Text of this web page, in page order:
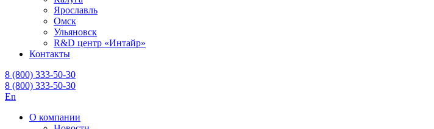
Ярославль
Омск
Ульяновск
R&D центр «Интайр»
Контакты
8 (800) 333-50-30
8 (800) 333-50-30
En
О компании